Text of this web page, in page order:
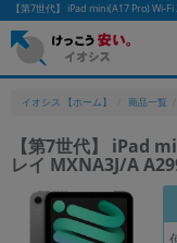
【第7世代】 iPad mini(A17 Pro) Wi-
イオシス 【ホーム】 商品一覧
【第7世代】 iPad
レイ MXNA3J/A
かんたんパ